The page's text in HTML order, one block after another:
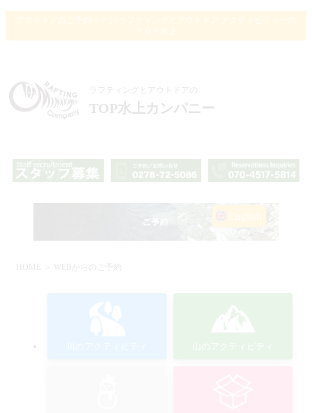
アウトドアのご予約ページ/ラフティングとアウトドア アクティビティーの
ラフティングとアウトドアの
TOP水上カンパニー
English
HOME ＞ WEBからのご予約